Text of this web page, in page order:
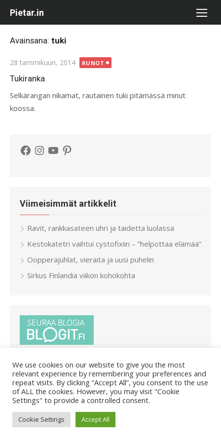
Pietar.in
Avainsana: tuki
Posted
on
28 tammikuun, 2014 RUNOT
Tukiranka
Selkärangan nikamat, rautainen tuki pitämässä minut
koossa.
Facebook
Instagram
YouTubePinterest
Viimeisimmät artikkelit
Ravit, rankkasateen uhri ja taidetta luolassa
Kestokatetri vaihtui cystofixiin – ”helpottaa elämää”
Oopperajuhlat, vieraita ja uusi puhelin
Sirkus Finlandia viikon kohokohta
© 2026 Pietar.in
Lab
We use cookies on our website to give you the most
relevant experience by remembering your preferences and
repeat visits. By clicking “Accept All”, you consent to the use
of ALL the cookies. However, you may visit "Cookie
Settings" to provide a controlled consent.
Cookie Settings Accept All